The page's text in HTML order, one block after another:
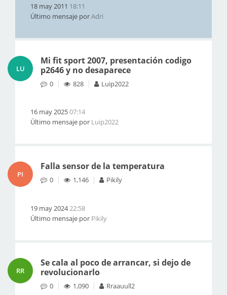
18 may 2011 18:11
Último mensaje porAdri
LU
Mi fit sport 2007, presentación codigo
p2646 y no desaparece
0 828 Luip2022
16 may 202507:14
Último mensaje por Luip2022
PI
Falla sensor de la temperatura
0 1,146 Pikily
19 may 202422:58
Último mensaje por Pikily
RR
Se cala al poco de arrancar, si dejo de
revolucionarlo
0 1,090 Rraauull2